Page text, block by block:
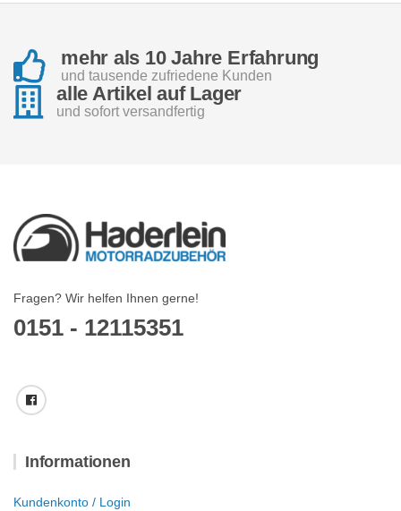
mehr als 10 Jahre Erfahrung
und tausende zufriedene Kunden
alle Artikel auf Lager
und sofort versandfertig
Fragen? Wir helfen Ihnen gerne!
0151 - 12115351
Informationen
Kundenkonto / Login